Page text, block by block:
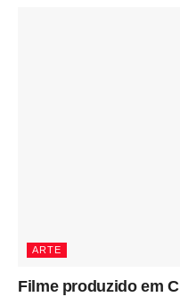
ARTE
Filme produzido em